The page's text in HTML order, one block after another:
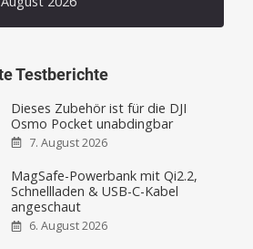
Testberichte
Dieses Zubehör ist für die DJI
Osmo Pocket unabdingbar
7. August 2026
MagSafe-Powerbank mit Qi2.2,
Schnellladen & USB-C-Kabel
angeschaut
6. August 2026